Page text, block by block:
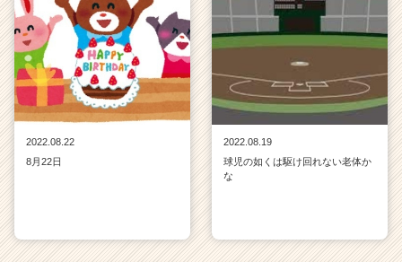
2022.08.22
8月22日
2022.08.19
球児の如くは駆け回れない老体か
な